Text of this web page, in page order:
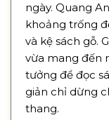
ngày. Quang
khoảng trống
và kệ sách gỗ.
vừa mang đến
tưởng để đọc
giản chỉ dừng
thang.